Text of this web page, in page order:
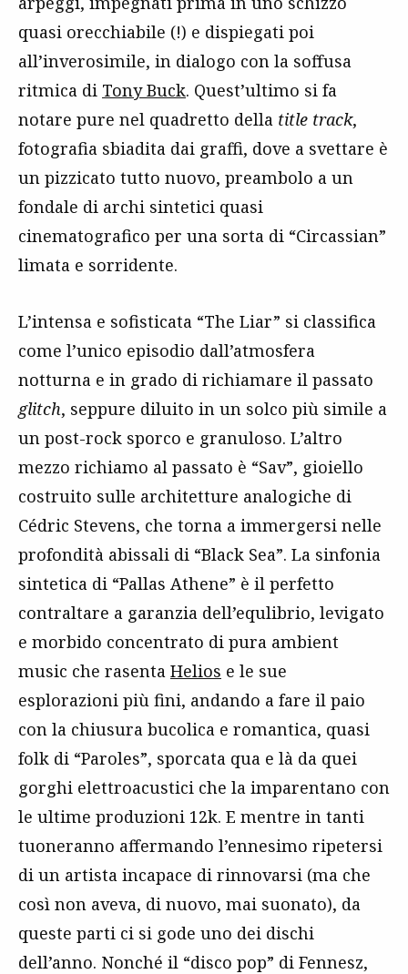
quasi orecchiabile (!) e dispiegati poi
all’inverosimile, in dialogo con la soffusa
ritmica di Tony Buck. Quest’ultimo si fa
notare pure nel quadretto della title track,
fotografia sbiadita dai graffi, dove a svettare è
un pizzicato tutto nuovo, preambolo a un
fondale di archi sintetici quasi
cinematografico per una sorta di “Circassian”
limata e sorridente.
L’intensa e sofisticata “The Liar” si classifica
come l’unico episodio dall’atmosfera
notturna e in grado di richiamare il passato
glitch, seppure diluito in un solco più simile a
un post-rock sporco e granuloso. L’altro
mezzo richiamo al passato è “Sav”, gioiello
costruito sulle architetture analogiche di
Cédric Stevens, che torna a immergersi nelle
profondità abissali di “Black Sea”. La sinfonia
sintetica di “Pallas Athene” è il perfetto
contraltare a garanzia dell’equlibrio, levigato
e morbido concentrato di pura ambient
music che rasenta Helios e le sue
esplorazioni più fini, andando a fare il paio
con la chiusura bucolica e romantica, quasi
folk di “Paroles”, sporcata qua e là da quei
gorghi elettroacustici che la imparentano con
le ultime produzioni 12k. E mentre in tanti
tuoneranno affermando l’ennesimo ripetersi
di un artista incapace di rinnovarsi (ma che
così non aveva, di nuovo, mai suonato), da
queste parti ci si gode uno dei dischi
dell’anno. Nonché il “disco pop” di Fennesz,